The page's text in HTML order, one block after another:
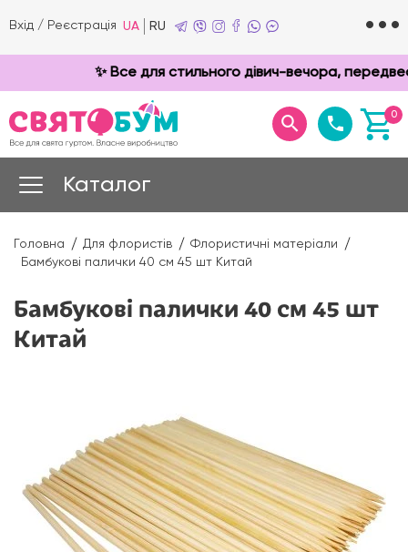
Вхід / Реєстрація UA RU
✨ Все для стильного дівич-вечора,
0
Каталог
Головна Для флористів
Флористичні матеріали
Бамбукові палички 40 см 45 шт Китай
Бамбукові палички 40 см 45 шт
Китай